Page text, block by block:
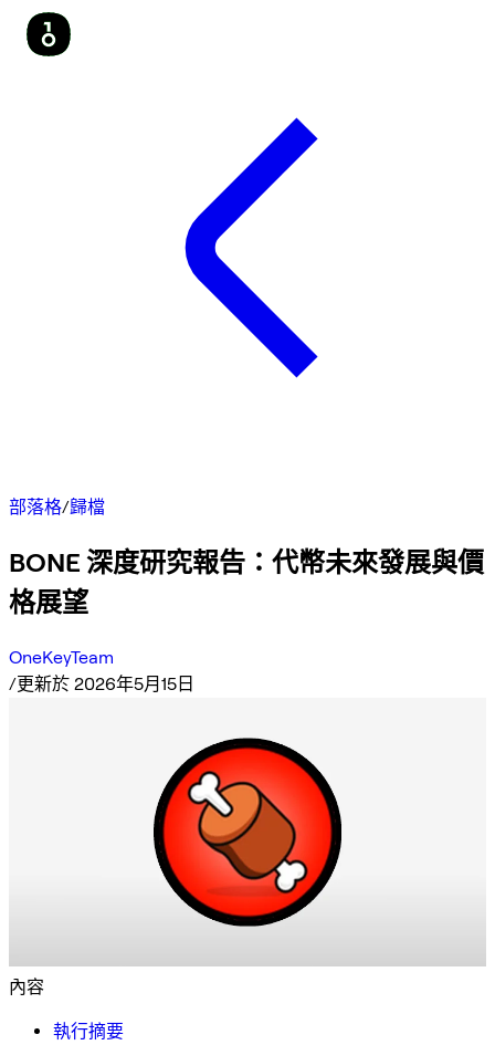
部落格/歸檔
BONE 深度研究報告：代幣未來發展與價
格展望
OneKeyTeam
/更新於 2026年5月15日
內容
執行摘要